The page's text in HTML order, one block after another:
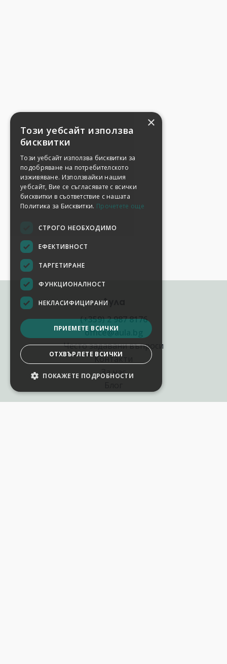
Аула
(+359) 2 987 8176
office@aula.bg
Често задавани въпроси
Контакти
За нас
×
Този уебсайт използва
бисквитки
Този уебсайт използва бисквитки за
подобряване на потребителското
изживяване. Използвайки нашия
уебсайт, Вие се съгласявате с всички
бисквитки в съответствие с нашата
Политика за Бисквитки. Прочетете още
СТРОГО НЕОБХОДИМО
ЕФЕКТИВНОСТ
ТАРГЕТИРАНЕ
ФУНКЦИОНАЛНОСТ
НЕКЛАСИФИЦИРАНИ
ПРИЕМЕТЕ ВСИЧКИ
ОТХВЪРЛЕТЕ ВСИЧКИ
ПОКАЖЕТЕ ПОДРОБНОСТИ